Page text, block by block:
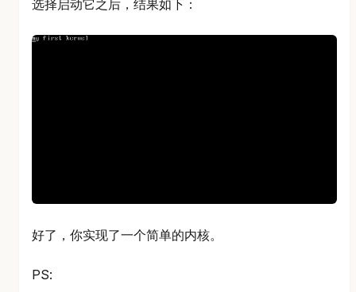
选择启动它之后，结果如下：
好了，你实现了一个简单的内核。
PS: